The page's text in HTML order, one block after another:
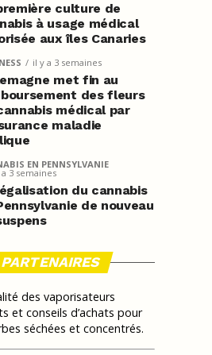
culture de
à usage médical
aux îles Canaries
il y a 3 semaines
met fin au
des fleurs
médical par
maladie
EN PENNSYLVANIE
3 semaines
du cannabis
de nouveau
des vaporisateurs
et conseils d’achats pour
séchées et concentrés.